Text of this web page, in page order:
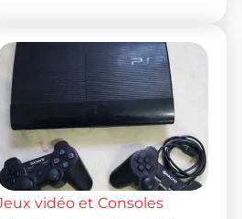
vidéo et Consoles